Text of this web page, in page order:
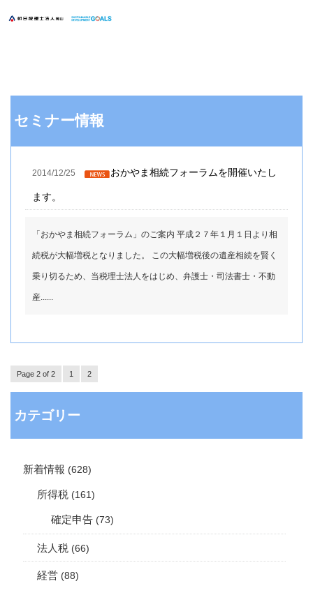
セミナー情報
2014/12/25 おかやま相続フォーラムを開催いたし
ます。
「おかやま相続フォーラム」のご案内 平成２７年１月１日より相
続税が大幅増税となりました。 この大幅増税後の遺産相続を賢く
乗り切るため、当税理士法人をはじめ、弁護士・司法書士・不動
産......
Page 2 of 2 1 2
カテゴリー
新着情報 (628)
所得税 (161)
確定申告 (73)
法人税 (66)
経営 (88)